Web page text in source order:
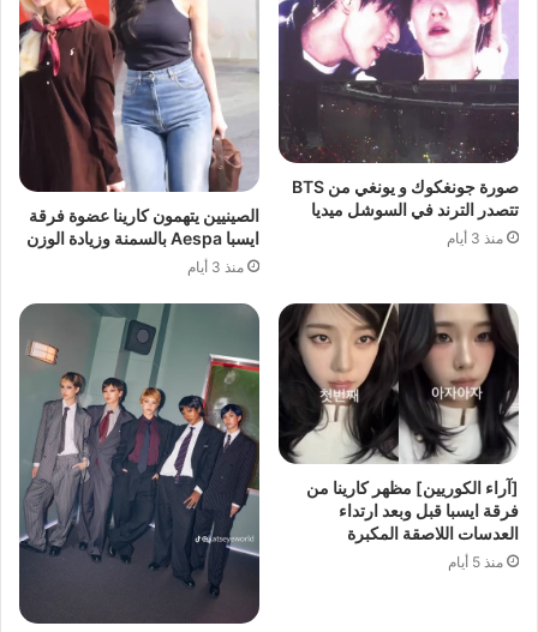
صورة جونغكوك و يونغي من BTS
تتصدر الترند في السوشل ميديا
منذ 3 أيام
الصينيين يتهمون كارينا عضوة فرقة
ايسبا Aespa بالسمنة وزيادة الوزن
منذ 3 أيام
[آراء الكوريين] مظهر كارينا من
فرقة ايسبا قبل وبعد ارتداء
العدسات اللاصقة المكبرة
منذ 5 أيام